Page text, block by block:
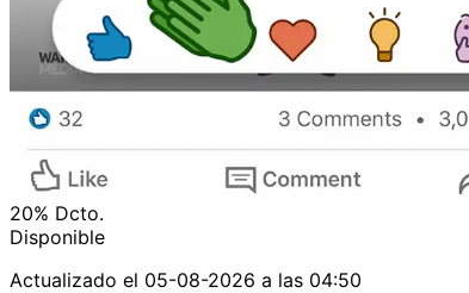
20% Dcto.
Disponible
Actualizado el 05-08-2026 a las 04:50